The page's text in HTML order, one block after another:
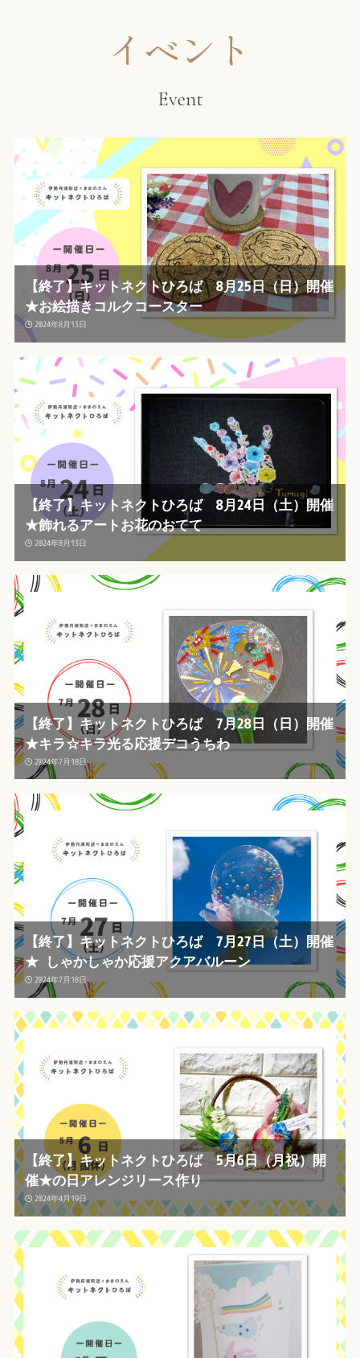
イベント
Event
【終了】キットネクトひろば 8月25日（日）開催
★お絵描きコルクコースター
2024年8月13日
【終了】キットネクトひろば 8月24日（土）開催
★飾れるアートお花のおてて
2024年8月13日
【終了】キットネクトひろば 7月28日（日）開催
★キラ☆キラ光る応援デコうちわ
2024年7月18日
【終了】キットネクトひろば 7月27日（土）開催
★ しゃかしゃか応援アクアバルーン
2024年7月18日
【終了】キットネクトひろば 5月6日（月祝）開
催★の日アレンジリース作り
2024年4月19日